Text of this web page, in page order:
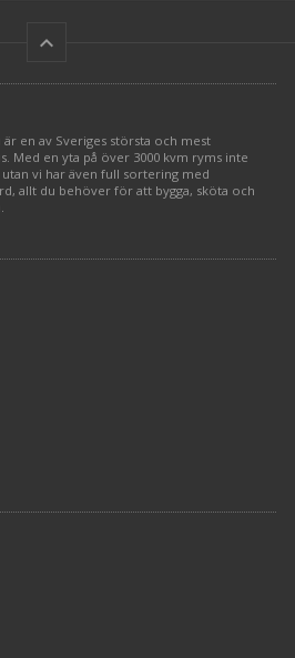
keyboard_arrow_up
är en av Sveriges största och mest
Med en yta på över 3000 kvm ryms inte
utan vi har även full sortering med
allt du behöver för att bygga, sköta och